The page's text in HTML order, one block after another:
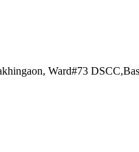
Ward#73